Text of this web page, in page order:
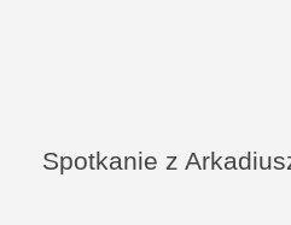
Spotkanie z